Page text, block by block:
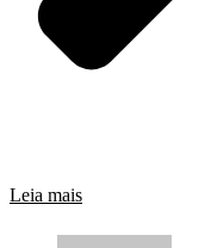
Leia mais